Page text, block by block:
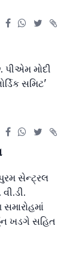
પીએમ મોદી
સમિટ'
સેન્ટ્રલ
ખડગે સહિત